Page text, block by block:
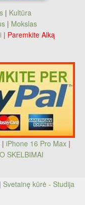
| Kultūra
| Mokslas
| Paremkite Alką
| iPhone 16 Pro Max|
SKELBIMAI
Svetainę kūrė - Studija